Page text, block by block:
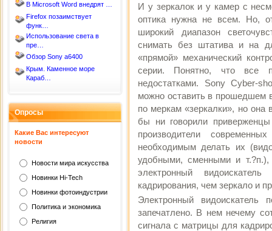
В Microsoft Word внедрят …
Firefox позаимствует
функ…
Использование света в
пре…
Обзор Sony a6400
Крым. Каменное море
Караб…
Опросы
Какие Вас интересуют
новости
Новости мира искусства
Новинки Hi-Tech
Новинки фотоиндустрии
Политика и экономика
Религия
И у зеркалок и у камер с
оптика нужна не всем. Но,
широкий диапазон
снимать без штатива и на
«прямой» механический
серии. Понятно, что все
недостатками. Sony Cyber-
можно оставить в прошедшем
по меркам «зеркалки», но
бы ни говорили приверженцы
производители
необходимым делать их
удобными, сменными и
электронный
кадрирования, чем зеркало и
Электронный видоискатель
запечатлено. В нем нечему
сигнала с матрицы для